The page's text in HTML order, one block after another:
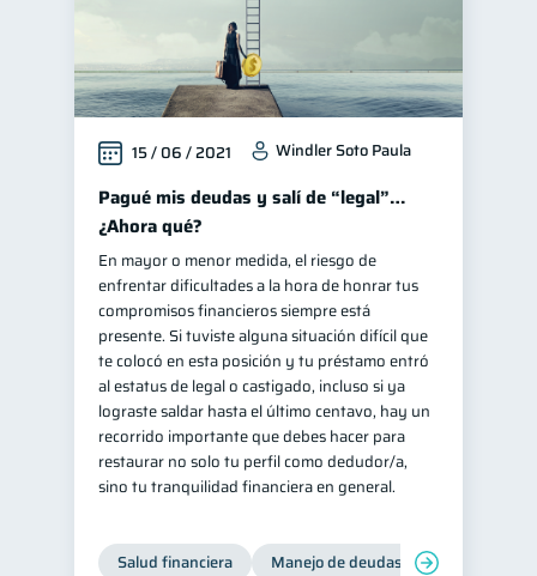
15 / 06 / 2021 Windler Soto Paula
Pagué mis deudas y salí de “legal”…
¿Ahora qué?
En mayor o menor medida, el riesgo de
enfrentar dificultades a la hora de honrar tus
compromisos financieros siempre está
presente. Si tuviste alguna situación difícil que
te colocó en esta posición y tu préstamo entró
al estatus de legal o castigado, incluso si ya
lograste saldar hasta el último centavo, hay un
recorrido importante que debes hacer para
restaurar no solo tu perfil como dedudor/a,
sino tu tranquilidad financiera en general.
Salud financiera Manejo de deudas